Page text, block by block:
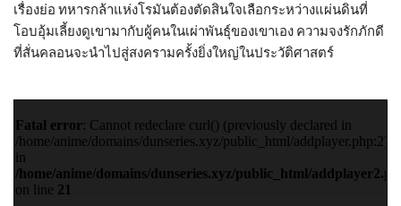
เรื่องย่อ ทหารกล้าแห่งโรมันต้องตัดสินใจเลือกระหว่างแผ่นดินที่
โอบอุ้มเลี้ยงดูเขามากับผู้คนในเผ่าพันธุ์ของเขาเอง ความจงรักภักดี
ที่สั่นคลอนจะนำไปสู่สงครามครั้งยิ่งใหญ่ในประวัติศาสตร์